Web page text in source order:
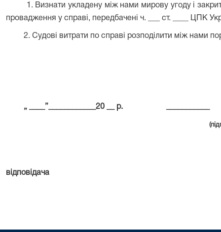
1. Визнати укладену між нами мирову угоду і
провадження у справі, передбачені ч. ___ ст. ____ ЦПК
2. Судові витрати по справі розподілити між нами
„ ____”____________20 __ р.
відповідача